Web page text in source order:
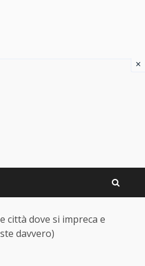
città dove si impreca e
davvero)
×